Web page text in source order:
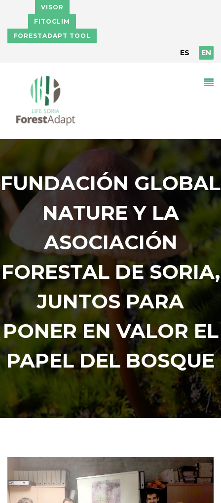
Skip to main content
VISOR
FITOCLIM
FORESTADAPT TOOL
ES EN
FUNDACIÓN GLOBAL
NATURE Y LA
ASOCIACIÓN
FORESTAL DE SORIA,
JUNTOS PARA
PONER EN VALOR EL
PAPEL DEL BOSQUE